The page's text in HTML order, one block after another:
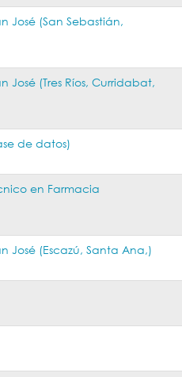
José (San Sebastián,
(Tres Ríos, Curridabat,
de datos)
en Farmacia
José (Escazú, Santa Ana,)